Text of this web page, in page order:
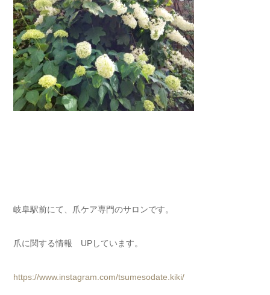
岐阜駅前にて、爪ケア専門のサロンです。
爪に関する情報 UPしています。
https://www.instagram.com/tsumesodate.kiki/